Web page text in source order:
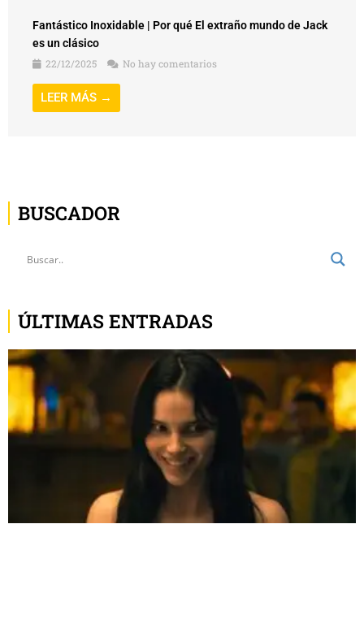
Fantástico Inoxidable | Por qué El extraño mundo de Jack
es un clásico
22/12/2025
No hay comentarios
LEER MÁS →
BUSCADOR
ÚLTIMAS ENTRADAS